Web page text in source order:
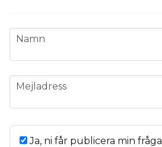
name
Namn
email
Mejladress
Ja, ni får publicera min fråga